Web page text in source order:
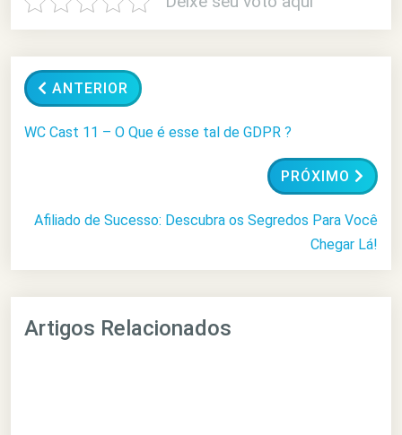
ANTERIOR
WC Cast 11 – O Que é esse tal de GDPR ?
PRÓXIMO
Afiliado de Sucesso: Descubra os Segredos Para Você
Chegar Lá!
Artigos Relacionados